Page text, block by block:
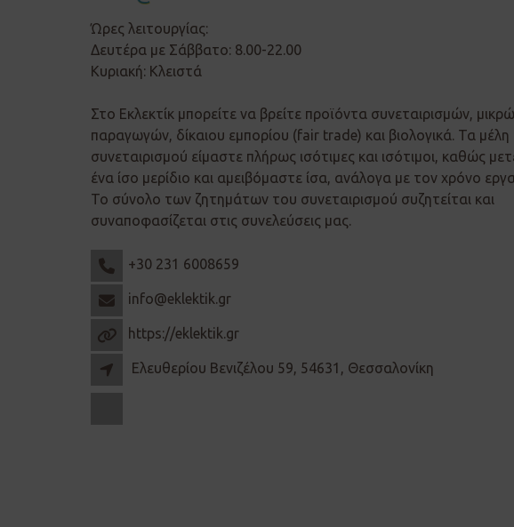
Ώρες λειτουργίας:
Δευτέρα με Σάββατο: 8.00-22.00
Κυριακή: Κλειστά
Στο Εκλεκτίκ μπορείτε να βρείτε προϊόντα συνεταιρισμών,
παραγωγών, δίκαιου εμπορίου (fair trade) και βιολογικά. Τα μέλη
συνεταιρισμού είμαστε πλήρως ισότιμες και ισότιμοι, καθώς
ένα ίσο μερίδιο και αμειβόμαστε ίσα, ανάλογα με τον χρόνο
Το σύνολο των ζητημάτων του συνεταιρισμού συζητείται και
συναποφασίζεται στις συνελεύσεις μας.
+30 231 6008659
info@eklektik.gr
https://eklektik.gr
Ελευθερίου Βενιζέλου 59, 54631, Θεσσαλονίκη